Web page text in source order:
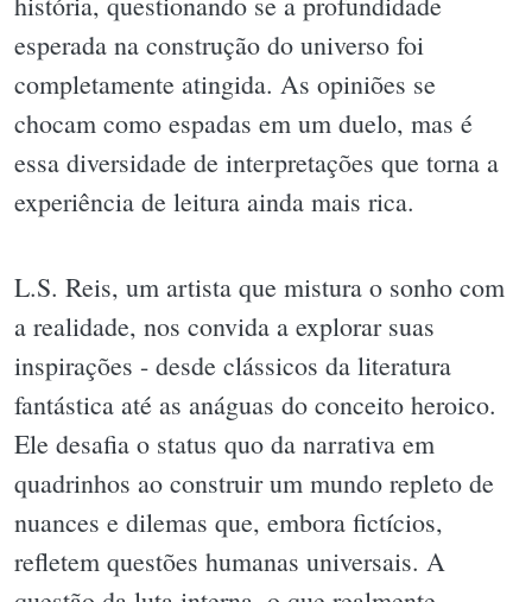
esperada na construção do universo foi
completamente atingida. As opiniões se
chocam como espadas em um duelo, mas é
essa diversidade de interpretações que torna a
experiência de leitura ainda mais rica.
L.S. Reis, um artista que mistura o sonho com
a realidade, nos convida a explorar suas
inspirações - desde clássicos da literatura
fantástica até as anáguas do conceito heroico.
Ele desafia o status quo da narrativa em
quadrinhos ao construir um mundo repleto de
nuances e dilemas que, embora fictícios,
refletem questões humanas universais. A